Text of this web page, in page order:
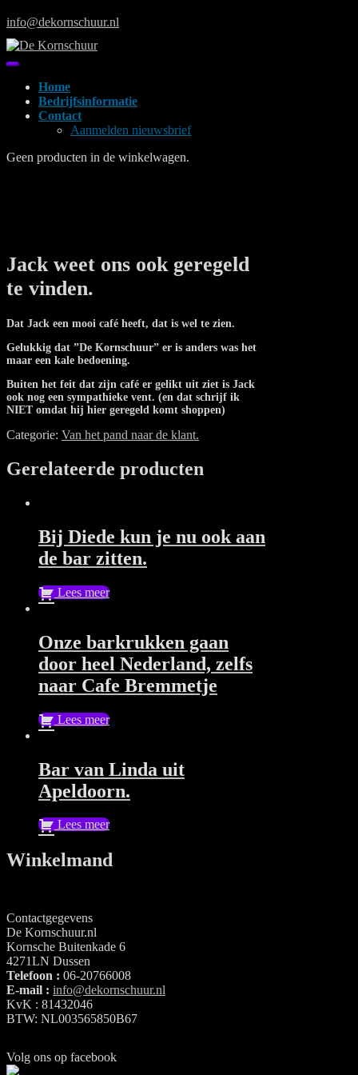
to
content
info@dekornschuur.nl
Home
Bedrijfsinformatie
Contact
Aanmelden nieuwsbrief
Geen producten in de winkelwagen.
Jack weet ons ook geregeld
te vinden.
Dat Jack een mooi café heeft, dat is wel te zien.
Gelukkig dat ”De Kornschuur” er is anders was het
maar een kale bedoening.
Buiten het feit dat zijn café er gelikt uit ziet is Jack
ook nog een sympathieke vent. (en dat schrijf ik
NIET omdat hij hier geregeld komt shoppen)
Categorie: Van het pand naar de klant.
Gerelateerde producten
Bij Diede kun je nu ook aan
de bar zitten.
Lees meer
Onze barkrukken gaan
door heel Nederland, zelfs
naar Cafe Bremmetje
Lees meer
Bar van Linda uit
Apeldoorn.
Lees meer
Winkelmand
Contactgegevens
De Kornschuur.nl
Kornsche Buitenkade 6
4271LN Dussen
Telefoon : 06-20766008
E-mail : info@dekornschuur.nl
KvK : 81432046
BTW: NL003565850B67
Volg ons op facebook